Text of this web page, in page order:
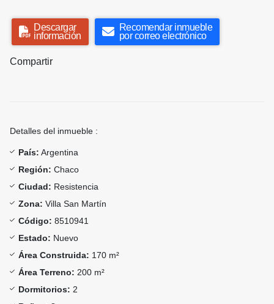
Descargar
información
Recomendar inmueble
por correo electrónico
Compartir
Detalles del inmueble :
País: Argentina
Región: Chaco
Ciudad: Resistencia
Zona: Villa San Martín
Código: 8510941
Estado: Nuevo
Área Construida: 170 m²
Área Terreno: 200 m²
Dormitorios: 2